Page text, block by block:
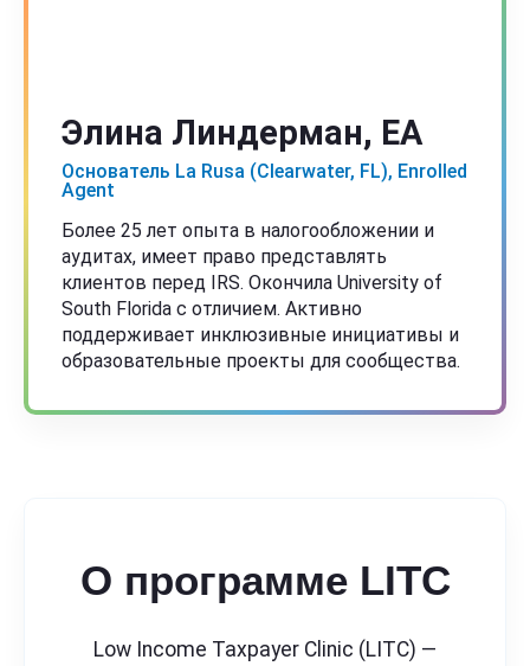
Элина Линдерман, EA
Основатель La Rusa (Clearwater, FL), Enrolled
Agent
Более 25 лет опыта в налогообложении и
аудитах, имеет право представлять
клиентов перед IRS. Окончила University of
South Florida с отличием. Активно
поддерживает инклюзивные инициативы и
образовательные проекты для сообщества.
О программе LITC
Low Income Taxpayer Clinic (LITC) —